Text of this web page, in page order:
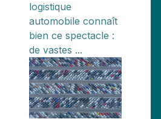
logistique
automobile connaît
bien ce spectacle :
de vastes ...